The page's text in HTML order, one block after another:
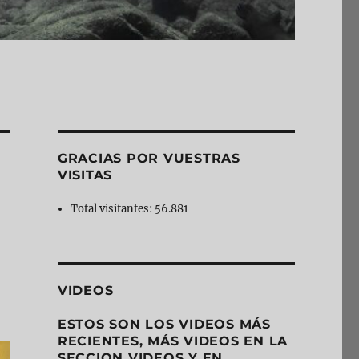
GRACIAS POR VUESTRAS
VISITAS
Total visitantes: 56.881
VIDEOS
ESTOS SON LOS VIDEOS MÁS
RECIENTES, MÁS VIDEOS EN LA